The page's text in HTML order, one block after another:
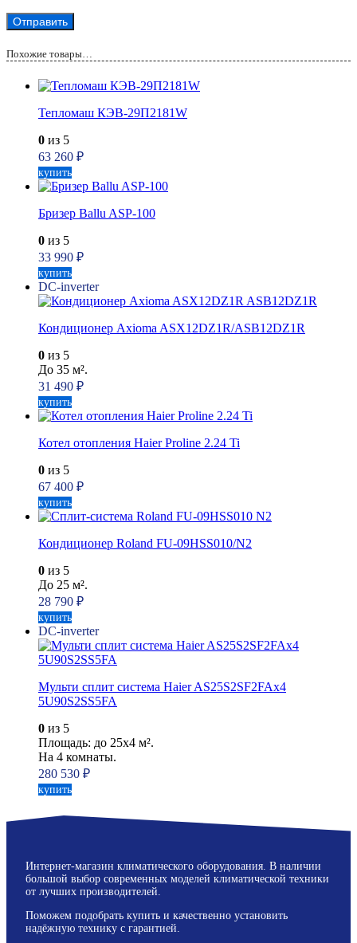
Похожие товары…
Тепломаш КЭВ-29П2181W
0 из 5
63 260 ₽
купить
Бризер Ballu ASP-100
0 из 5
33 990 ₽
купить
DC-inverter
Кондиционер Axioma ASX12DZ1R/ASB12DZ1R
0 из 5
До 35 м².
31 490 ₽
купить
Котел отопления Haier Proline 2.24 Ti
0 из 5
67 400 ₽
купить
Кондиционер Roland FU-09HSS010/N2
0 из 5
До 25 м².
28 790 ₽
купить
DC-inverter
Мульти сплит система Haier AS25S2SF2FAx4
5U90S2SS5FA
0 из 5
Площадь: до 25x4 м².
На 4 комнаты.
280 530 ₽
купить
Интернет-магазин климатического оборудования. В наличии
большой выбор современных моделей климатической техники
от лучших производителей.
Поможем подобрать купить и качественно установить
надёжную технику с гарантией.